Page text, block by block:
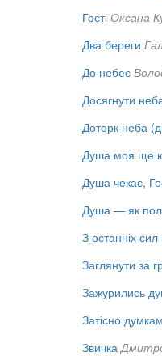
Гості Оксана
Два береги
До небес
Досягнути
Доторк неба
Душа моя ще
Душа чекає,
Душа — як
З останніх сил
Заглянути за
Зажурились
Затісно
Звичка